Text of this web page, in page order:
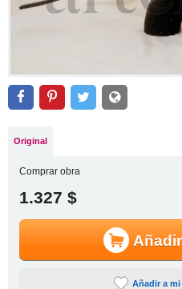
Original
Comprar obra
1.327 $
Añadir a